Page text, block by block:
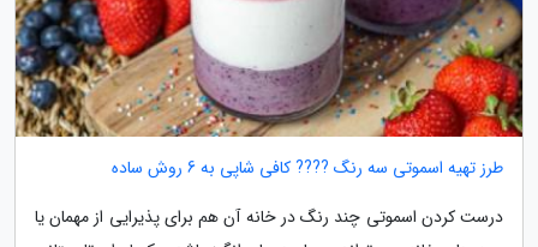
طرز تهیه اسموتی سه رنگ ???? کافی شاپی به 6 روش ساده
درست کردن اسموتی چند رنگ در خانه آن هم برای پذیرایی از مهمان یا